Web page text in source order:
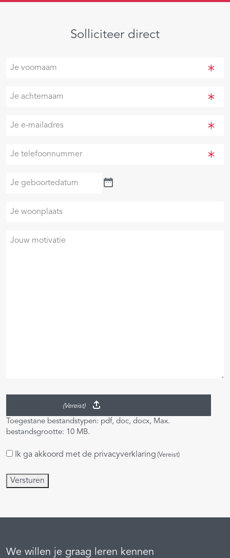
Solliciteer direct
Je
Je
Je
(Vereist)
Je
Je
geboortedatum
Je
woonplaats
Je
(Vereist)
Toegestane bestandstypen: pdf, doc, docx, Max.
bestandsgrootte: 10 MB.
Instemming
Ik ga akkoord met de privacyverklaring (Vereist)
Versturen
We willen je graag leren kennen